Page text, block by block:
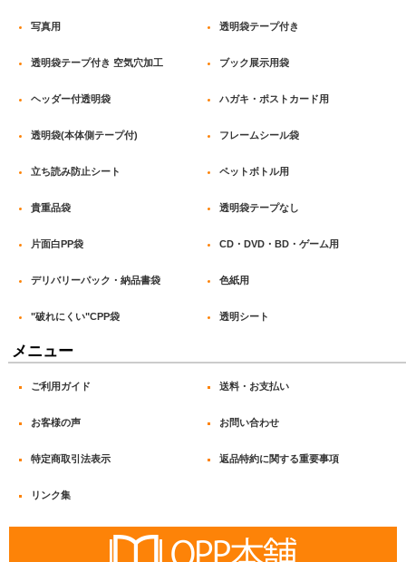
写真用 透明袋テープ付き
透明袋テープ付き 空気穴加工 ブック展示用袋
ヘッダー付透明袋 ハガキ・ポストカード用
透明袋(本体側テープ付) フレームシール袋
立ち読み防止シート ペットボトル用
貴重品袋 透明袋テープなし
片面白PP袋 CD・DVD・BD・ゲーム用
デリバリーパック・納品書袋 色紙用
"破れにくい"CPP袋 透明シート
メニュー
ご利用ガイド 送料・お支払い
お客様の声 お問い合わせ
特定商取引法表示 返品特約に関する重要事項
リンク集